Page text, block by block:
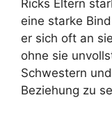
Ricks Eltern
eine starke
er sich oft an
ohne sie
Schwestern
Beziehung zu